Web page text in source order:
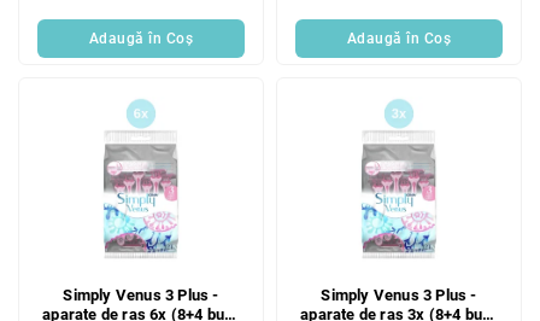
Adaugă în Coş Adaugă în Coş
Simply Venus 3 Plus -
aparate de ras 6x (8+4 buc)
Simply Venus 3 Plus -
aparate de ras 3x (8+4 buc)